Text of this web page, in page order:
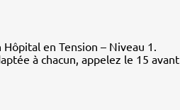
en Tension – Niveau 1.
à chacun, appelez le 15 avant